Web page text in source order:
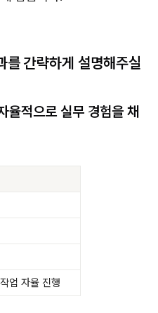
를 간략하게 설명해주실
율적으로 실무 경험을 채
업 자율 진행